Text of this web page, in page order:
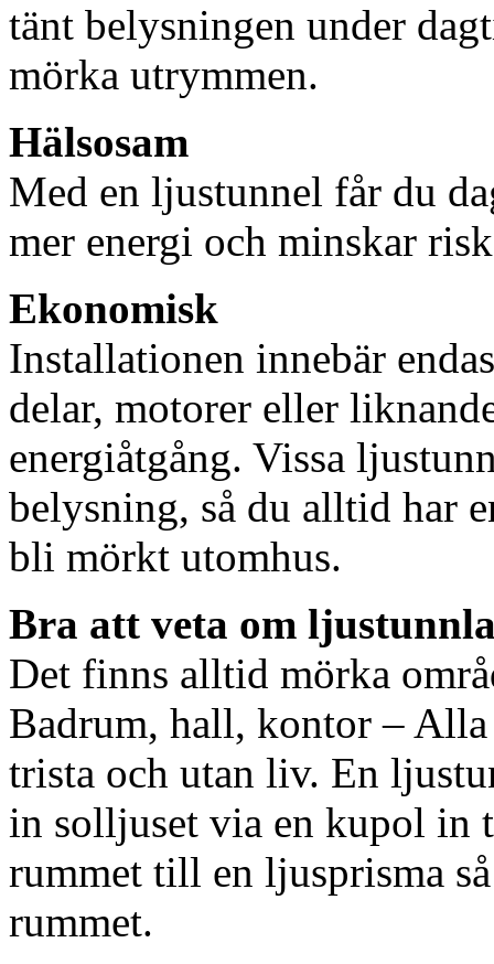
tänt belysningen under
mörka utrymmen.
Hälsosam
Med en ljustunnel får du
mer energi och minskar
Ekonomisk
Installationen innebär
delar, motorer eller
energiåtgång. Vissa
belysning, så du alltid har
bli mörkt utomhus.
Bra att veta om
Det finns alltid mörka
Badrum, hall, kontor – Alla
trista och utan liv. En
in solljuset via en kupol in
rummet till en ljusprisma
rummet.